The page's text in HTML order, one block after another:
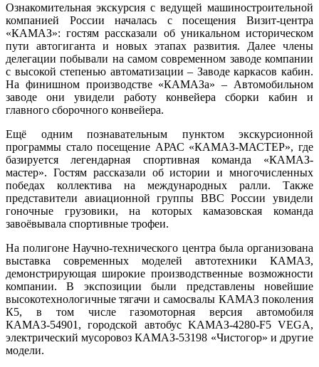
Ознакомительная экскурсия с ведущей машиностроительной
компанией России началась с посещения Визит-центра
«КАМАЗ»: гостям рассказали об уникальном историческом
пути автогиганта и новых этапах развития. Далее члены
делегации побывали на самом современном заводе компании
с высокой степенью автоматизации – Заводе каркасов кабин.
На финишном производстве «КАМАЗа» – Автомобильном
заводе они увидели работу конвейера сборки кабин и
главного сборочного конвейера.
Ещё одним познавательным пунктом экскурсионной
программы стало посещение АРАС «КАМАЗ-МАСТЕР», где
базируется легендарная спортивная команда «КАМАЗ-
мастер». Гостям рассказали об истории и многочисленных
победах коллектива на международных ралли. Также
представители авиационной группы ВВС России увидели
гоночные грузовики, на которых камазовская команда
завоёвывала спортивные трофеи.
На полигоне Научно-технического центра была организована
выставка современных моделей автотехники КАМАЗ,
демонстрирующая широкие производственные возможности
компании. В экспозиции были представлены новейшие
высокотехнологичные тягачи и самосвалы КАМАЗ поколения
К5, в том числе газомоторная версия автомобиля
КАМАЗ-54901, городской автобус KAMAЗ-4280-F5 VEGA,
электрический мусоровоз КАМАЗ-53198 «Чистогор» и другие
модели.